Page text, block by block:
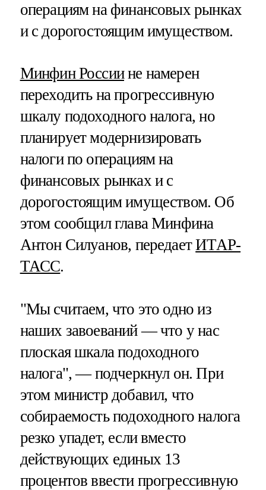
операциям на финансовых рынках
и с дорогостоящим имуществом.
Минфин Россиине намерен
переходить на прогрессивную
шкалу подоходного налога, но
планирует модернизировать
налоги по операциям на
финансовых рынках и с
дорогостоящим имуществом. Об
этом сообщил глава Минфина
Антон Силуанов, передаетИТАР-
ТАСС.
"Мы считаем, что это одно из
наших завоеваний — что у нас
плоская шкала подоходного
налога", — подчеркнул он. При
этом министр добавил, что
собираемость подоходного налога
резко упадет, если вместо
действующих единых 13
процентов ввести прогрессивную